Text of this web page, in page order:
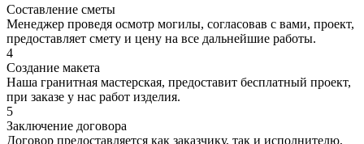
Составление сметы
Менеджер проведя осмотр могилы, согласовав с вами, проект,
предоставляет смету и цену на все дальнейшие работы.
4
Создание макета
Наша гранитная мастерская, предоставит бесплатный проект,
при заказе у нас работ изделия.
5
Заключение договора
Договор предоставляется как заказчику, так и исполнителю,